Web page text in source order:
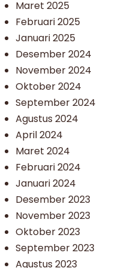
Maret 2025
Februari 2025
Januari 2025
Desember 2024
November 2024
Oktober 2024
September 2024
Agustus 2024
April 2024
Maret 2024
Februari 2024
Januari 2024
Desember 2023
November 2023
Oktober 2023
September 2023
Agustus 2023